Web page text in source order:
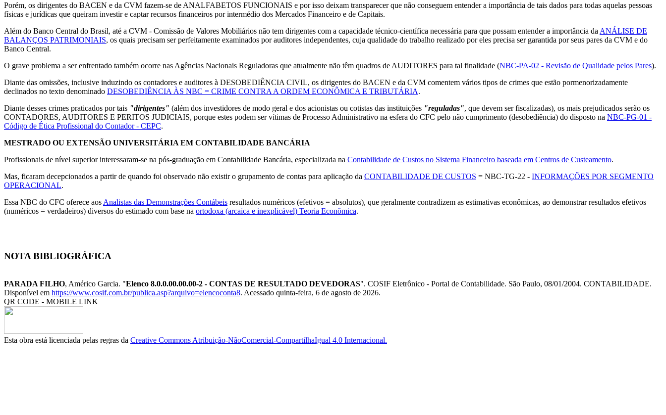
Porém, os dirigentes do BACEN e da CVM fazem-se de ANALFABETOS FUNCIONAIS e por isso deixam transparecer que não conseguem entender a importância de tais dados para todas aquelas pessoas
físicas e jurídicas que queiram investir e captar recursos financeiros por intermédio dos Mercados Financeiro e de Capitais.
Além do Banco Central do Brasil, até a CVM - Comissão de Valores Mobiliários não tem dirigentes com a capacidade técnico-científica necessária para que possam entender a importância da ANÁLISE DE
BALANÇOS PATRIMONIAIS, os quais precisam ser perfeitamente examinados por auditores independentes, cuja qualidade do trabalho realizado por eles precisa ser garantida por seus pares da CVM e do
Banco Central.
O grave problema a ser enfrentado também ocorre nas Agências Nacionais Reguladoras que atualmente não têm quadros de AUDITORES para tal finalidade (NBC-PA-02 - Revisão de Qualidade pelos Pares).
Diante das omissões, inclusive induzindo os contadores e auditores à DESOBEDIÊNCIA CIVIL, os dirigentes do BACEN e da CVM comentem vários tipos de crimes que estão pormenorizadamente
declinados no texto denominado DESOBEDIÊNCIA ÀS NBC = CRIME CONTRA A ORDEM ECONÔMICA E TRIBUTÁRIA.
Diante desses crimes praticados por tais "dirigentes" (além dos investidores de modo geral e dos acionistas ou cotistas das instituições "reguladas", que devem ser fiscalizadas), os mais prejudicados serão os
CONTADORES, AUDITORES E PERITOS JUDICIAIS, porque estes podem ser vítimas de Processo Administrativo na esfera do CFC pelo não cumprimento (desobediência) do disposto na NBC-PG-01 -
Código de Ética Profissional do Contador - CEPC.
MESTRADO OU EXTENSÃO UNIVERSITÁRIA EM CONTABILIDADE BANCÁRIA
Profissionais de nível superior interessaram-se na pós-graduação em Contabilidade Bancária, especializada na Contabilidade de Custos no Sistema Financeiro baseada em Centros de Custeamento.
Mas, ficaram decepcionados a partir de quando foi observado não existir o grupamento de contas para aplicação da CONTABILIDADE DE CUSTOS = NBC-TG-22 - INFORMAÇÕES POR SEGMENTO
OPERACIONAL.
Essa NBC do CFC oferece aos Analistas das Demonstrações Contábeis resultados numéricos (efetivos = absolutos), que geralmente contradizem as estimativas econômicas, ao demonstrar resultados efetivos
(numéricos = verdadeiros) diversos do estimado com base na ortodoxa (arcaica e inexplicável) Teoria Econômica.
NOTA BIBLIOGRÁFICA
PARADA FILHO, Américo Garcia. "Elenco 8.0.0.00.00.00-2 - CONTAS DE RESULTADO DEVEDORAS". COSIF Eletrônico - Portal de Contabilidade. São Paulo, 08/01/2004. CONTABILIDADE.
Disponível em https://www.cosif.com.br/publica.asp?arquivo=elencoconta8. Acessado quinta-feira, 6 de agosto de 2026.
QR CODE - MOBILE LINK
Esta obra está licenciada pelas regras da Creative Commons Atribuição-NãoComercial-CompartilhaIgual 4.0 Internacional.